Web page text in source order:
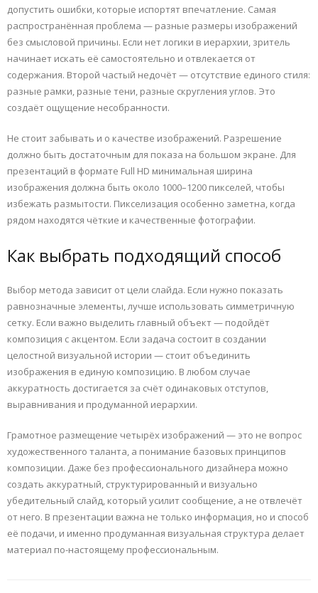
допустить ошибки, которые испортят впечатление. Самая
распространённая проблема — разные размеры изображений
без смысловой причины. Если нет логики в иерархии, зритель
начинает искать её самостоятельно и отвлекается от
содержания. Второй частый недочёт — отсутствие единого стиля:
разные рамки, разные тени, разные скругления углов. Это
создаёт ощущение несобранности.
Не стоит забывать и о качестве изображений. Разрешение
должно быть достаточным для показа на большом экране. Для
презентаций в формате Full HD минимальная ширина
изображения должна быть около 1000–1200 пикселей, чтобы
избежать размытости. Пикселизация особенно заметна, когда
рядом находятся чёткие и качественные фотографии.
Как выбрать подходящий способ
Выбор метода зависит от цели слайда. Если нужно показать
равнозначные элементы, лучше использовать симметричную
сетку. Если важно выделить главный объект — подойдёт
композиция с акцентом. Если задача состоит в создании
целостной визуальной истории — стоит объединить
изображения в единую композицию. В любом случае
аккуратность достигается за счёт одинаковых отступов,
выравнивания и продуманной иерархии.
Грамотное размещение четырёх изображений — это не вопрос
художественного таланта, а понимание базовых принципов
композиции. Даже без профессионального дизайнера можно
создать аккуратный, структурированный и визуально
убедительный слайд, который усилит сообщение, а не отвлечёт
от него. В презентации важна не только информация, но и способ
её подачи, и именно продуманная визуальная структура делает
материал по-настоящему профессиональным.